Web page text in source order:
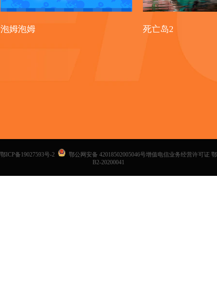
泡姆泡姆 死亡岛2
鄂ICP备19027593号-2
鄂公网安备 42018502005046号增值电信业务经营许可证 鄂
B2-20200041